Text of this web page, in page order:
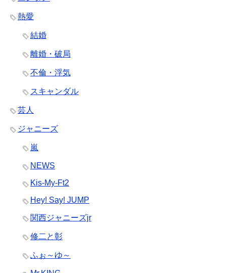
熱愛
結婚
離婚・破局
不倫・浮気
スキャンダル
芸人
ジャニーズ
嵐
NEWS
Kis-My-Ft2
Hey! Say! JUMP
関西ジャニーズjr
修二と彰
ふぉ～ゆ～